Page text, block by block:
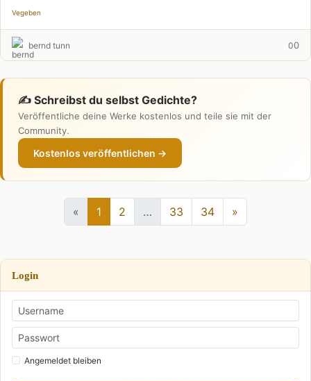
Vegeben
bernd tunn 00
✍️ Schreibst du selbst Gedichte?
Veröffentliche deine Werke kostenlos und teile sie mit der
Community.
Kostenlos veröffentlichen →
« 1 2 … 33 34 »
Login
Angemeldet bleiben